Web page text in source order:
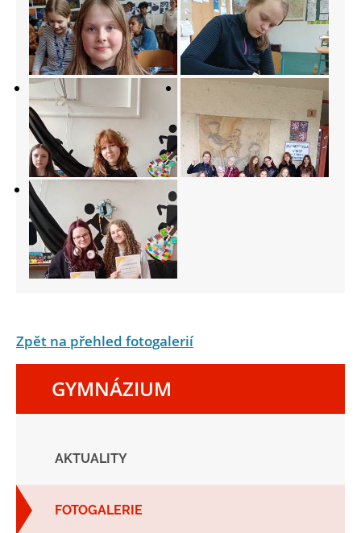
Zpět na přehled fotogalerií
GYMNÁZIUM
AKTUALITY
FOTOGALERIE